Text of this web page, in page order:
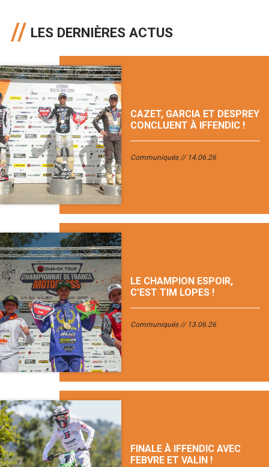
LES DERNIÈRES ACTUS
CAZET, GARCIA ET DESPREY
CONCLUENT À IFFENDIC !
Communiqués 14.06.26
LE CHAMPION ESPOIR,
C’EST TIM LOPES !
Communiqués 13.06.26
FINALE À IFFENDIC AVEC
FEBVRE ET VALIN !